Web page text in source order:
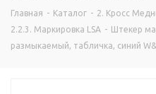
Главная - Каталог - 2. Кросс
2.2.3. Маркировка LSA - Штекер
размыкаемый, табличка, синий